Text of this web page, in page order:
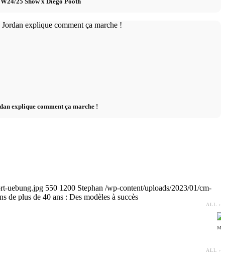
explique comment ça marche !
uebung.jpg 550 1200 Stephan /wp-content/uploads/2023/01/cm-
de plus de 40 ans : Des modèles à succès
ALL ›
ALL ›